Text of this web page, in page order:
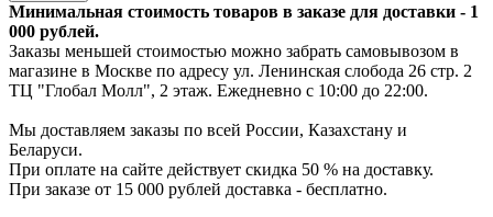
Минимальная стоимость товаров в заказе для доставки - 1
000 рублей.
Заказы меньшей стоимостью можно забрать самовывозом в
магазине в Москве по адресу ул. Ленинская слобода 26 стр. 2
ТЦ "Глобал Молл", 2 этаж. Ежедневно с 10:00 до 22:00.
Мы доставляем заказы по всей России, Казахстану и
Беларуси.
При оплате на сайте действует скидка 50 % на доставку.
При заказе от 15 000 рублей доставка - бесплатно.